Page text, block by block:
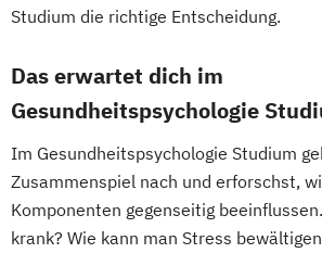
Studium die richtige Entscheidung.
Das erwartet dich im
Gesundheitspsychologie
Im Gesundheitspsychologie Studium
Zusammenspiel nach und erforschst,
Komponenten gegenseitig
krank? Wie kann man Stress